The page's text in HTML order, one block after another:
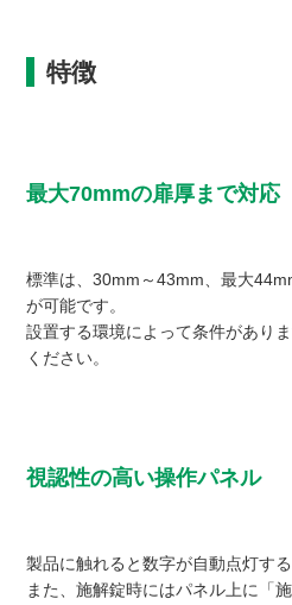
特徴
最大70mmの扉厚まで対応
標準は、30mm～43mm、最大
が可能です。
設置する環境によって条件があり
ください。
視認性の高い操作パネル
製品に触れると数字が自動点灯す
また、施解錠時にはパネル上に「